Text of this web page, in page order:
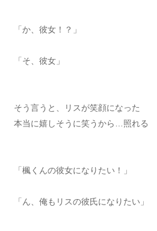
「か、彼女！？」
「そ、彼女」
そう言うと、リスが笑顔になった
本当に嬉しそうに笑うから…照れる
「楓くんの彼女になりたい！」
「ん、俺もリスの彼氏になりたい」